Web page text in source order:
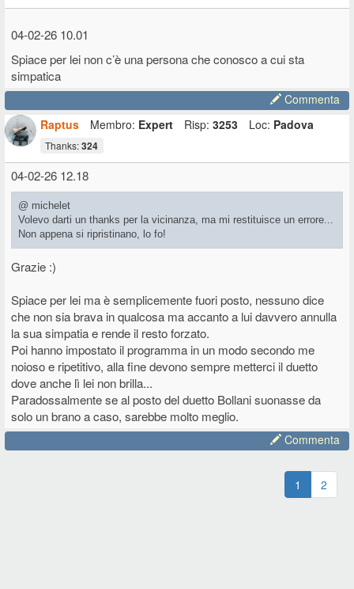
04-02-26 10.01
Spiace per lei non c’è una persona che conosco a cui sta
simpatica
Commenta
Raptus
Membro: Expert Risp: 3253 Loc: Padova
Thanks:324
04-02-26 12.18
@ michelet
Volevo darti un thanks per la vicinanza, ma mi restituisce un errore...
Non appena si ripristinano, lo fo!
Grazie :)
Spiace per lei ma è semplicemente fuori posto, nessuno dice
che non sia brava in qualcosa ma accanto a lui davvero annulla
la sua simpatia e rende il resto forzato.
Poi hanno impostato il programma in un modo secondo me
noioso e ripetitivo, alla fine devono sempre metterci il duetto
dove anche lì lei non brilla...
Paradossalmente se al posto del duetto Bollani suonasse da
solo un brano a caso, sarebbe molto meglio.
Commenta
1 2